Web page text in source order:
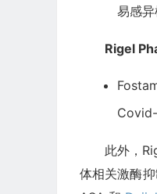
易感异
Rigel
此外，
体相关激酶